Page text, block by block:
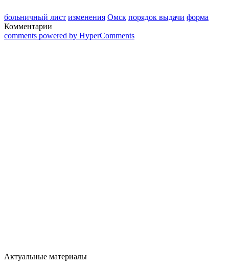
больничный лист изменения Омск порядок выдачи форма
Комментарии
comments powered by HyperComments
Актуальные материалы